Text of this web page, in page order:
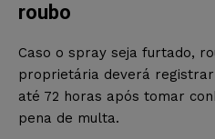
roubo
Caso o spray seja furtado,
proprietária deverá
até 72 horas após tomar
pena de multa.